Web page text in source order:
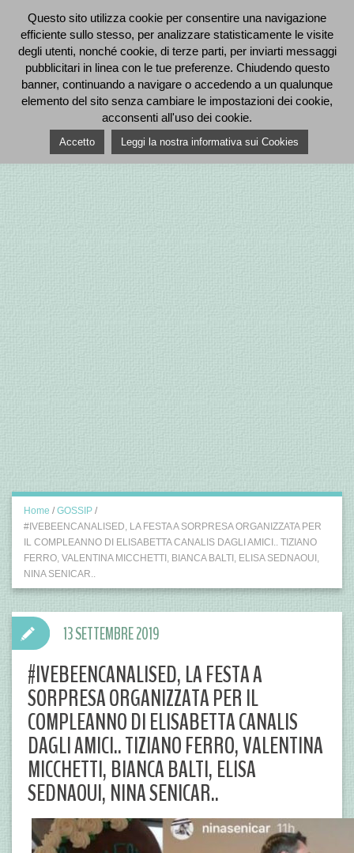
Home / GOSSIP /
#IVEBEENCANALISED, LA FESTA A SORPRESA ORGANIZZATA PER
IL COMPLEANNO DI ELISABETTA CANALIS DAGLI AMICI.. TIZIANO
FERRO, VALENTINA MICCHETTI, BIANCA BALTI, ELISA SEDNAOUI,
NINA SENICAR..
#IVEBEENCANALISED, LA FESTA A
SORPRESA ORGANIZZATA PER IL
COMPLEANNO DI ELISABETTA CANALIS
DAGLI AMICI.. TIZIANO FERRO, VALENTINA
MICCHETTI, BIANCA BALTI, ELISA
SEDNAOUI, NINA SENICAR..
13 SETTEMBRE 2019
Questo sito utilizza cookie per consentire una navigazione
efficiente sullo stesso, per analizzare statisticamente le visite
degli utenti, nonché cookie, di terze parti, per inviarti messaggi
pubblicitari in linea con le tue preferenze. Chiudendo questo
banner, continuando a navigare o accedendo a un qualunque
elemento del sito senza cambiare le impostazioni dei cookie,
acconsenti all'uso dei cookie.
Accetto Leggi la nostra informativa sui Cookies